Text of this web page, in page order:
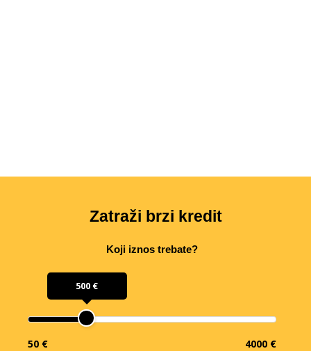
Zatraži brzi kredit
Koji iznos trebate?
500 €
50 € 4000 €